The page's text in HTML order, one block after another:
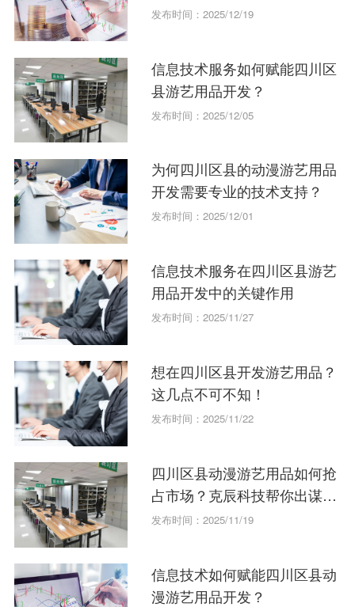
发布时间：2025/12/19
信息技术服务如何赋能四川区
县游艺用品开发？
发布时间：2025/12/05
为何四川区县的动漫游艺用品
开发需要专业的技术支持？
发布时间：2025/12/01
信息技术服务在四川区县游艺
用品开发中的关键作用
发布时间：2025/11/27
想在四川区县开发游艺用品？
这几点不可不知！
发布时间：2025/11/22
四川区县动漫游艺用品如何抢
占市场？克辰科技帮你出谋划
策！
发布时间：2025/11/19
信息技术如何赋能四川区县动
漫游艺用品开发？